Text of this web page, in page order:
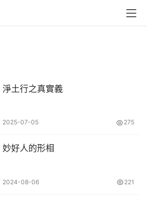
淨土行之真實義
2025-07-05 275
妙好人的形相
2024-08-06 221